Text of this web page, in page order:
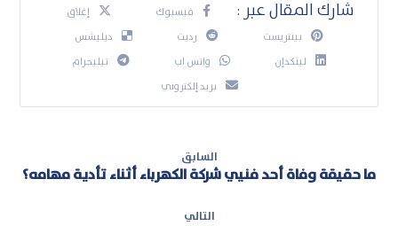
فيسبوك
إغلاق
بينتريست
رديت
ديليشس
لينكدإن
واتس اب
تيليجرام
بريد إلكتروني
السابق
ما حقيقة وفاة أحد فنيي شركة الكهرباء أثناء تأدية مهامه؟
التالي